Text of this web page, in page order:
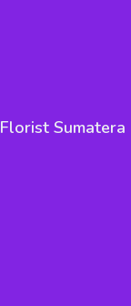
Florist Sumatera